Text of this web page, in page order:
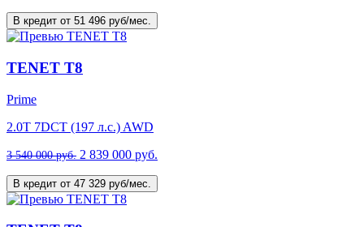
В кредит от 51 496 руб/мес.
TENET T8
Prime
2.0T 7DCT (197 л.с.) AWD
3 540 000 руб. 2 839 000 руб.
В кредит от 47 329 руб/мес.